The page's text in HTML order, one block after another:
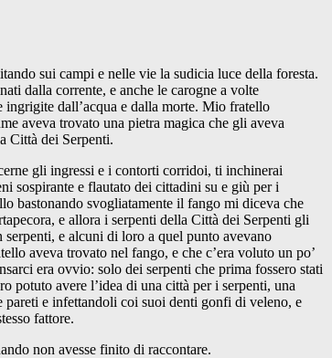
sui campi e nelle vie la sudicia luce della foresta.
dalla corrente, e anche le carogne a volte
ingrigite dall’acqua e dalla morte. Mio fratello
aveva trovato una pietra magica che gli aveva
Città dei Serpenti.
gli ingressi e i contorti corridoi, ti inchinerai
sospirante e flautato dei cittadini su e giù per i
bastonando svogliatamente il fango mi diceva che
e allora i serpenti della Città dei Serpenti gli
e alcuni di loro a quel punto avevano
aveva trovato nel fango, e che c’era voluto un po’
era ovvio: solo dei serpenti che prima fossero stati
avere l’idea di una città per i serpenti, una
pareti e infettandoli coi suoi denti gonfi di veleno, e
fattore.
non avesse finito di raccontare.